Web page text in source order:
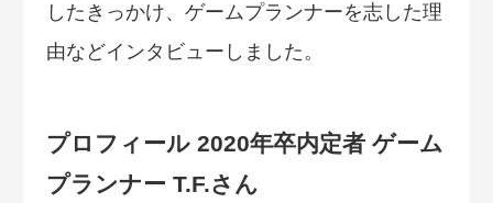
したきっかけ、ゲームプランナーを志した理
由などインタビューしました。
プロフィール 2020年卒内定者 ゲーム
プランナー T.F.さん